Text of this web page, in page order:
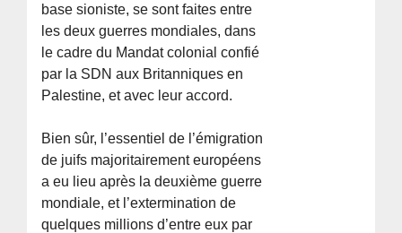
base sioniste, se sont faites entre
les deux guerres mondiales, dans
le cadre du Mandat colonial confié
par la SDN aux Britanniques en
Palestine, et avec leur accord.
Bien sûr, l’essentiel de l’émigration
de juifs majoritairement européens
a eu lieu après la deuxième guerre
mondiale, et l’extermination de
quelques millions d’entre eux par